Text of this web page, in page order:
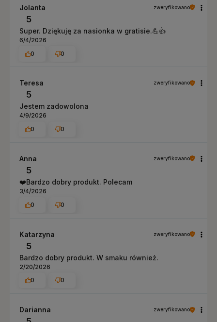
Jolanta zweryfikowano
5
Super. Dziękuję za nasionka w gratisie.💪👍️
6/4/2026
0
0
Teresa zweryfikowano
5
Jestem zadowolona
4/9/2026
0
0
Anna zweryfikowano
5
❤️Bardzo dobry produkt. Polecam
3/4/2026
0
0
Katarzyna zweryfikowano
5
Bardzo dobry produkt. W smaku również.
2/20/2026
0
0
Darianna zweryfikowano